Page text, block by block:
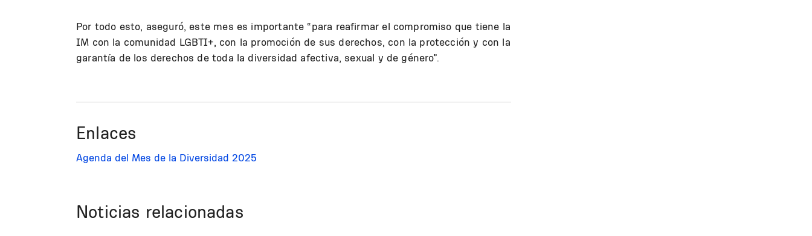
Por todo esto, aseguró, este mes es importante “para reafirmar el compromiso que tiene la
IM con la comunidad LGBTI+, con la promoción de sus derechos, con la protección y con la
garantía de los derechos de toda la diversidad afectiva, sexual y de género”.
Enlaces
Agenda del Mes de la Diversidad 2025
Noticias relacionadas